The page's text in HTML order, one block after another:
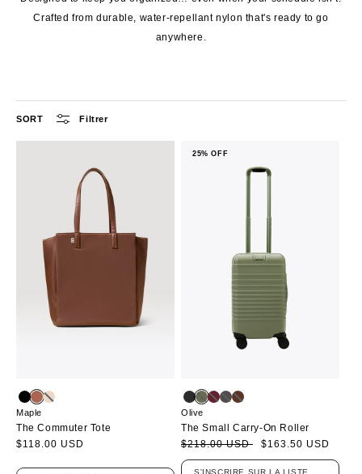
Crafted from durable, water-repellant nylon that's ready to go
anywhere.
SORT Filtrer
Maple
The Commuter Tote
Prix
$118.00 USD
25% OFF
Olive
The Small Carry-On Roller
Prix
soldé
Prix
habituel
$218.00 USD $163.50 USD
S'INSCRIRE SUR LA LISTE